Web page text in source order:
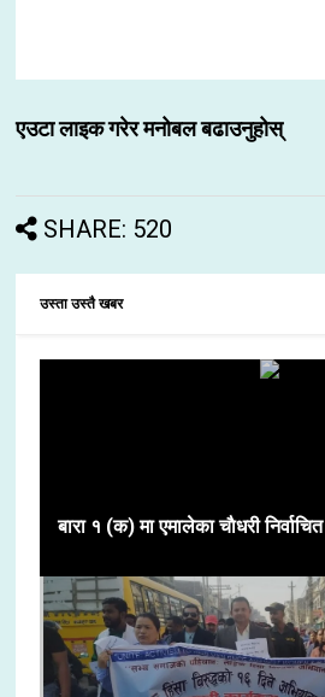
एउटा लाइक गरेर मनोबल बढाउनुहोस्
SHARE: 520
उस्ता उस्तै खबर
बारा १ (क) मा एमालेका चाैधरी निर्वाचित